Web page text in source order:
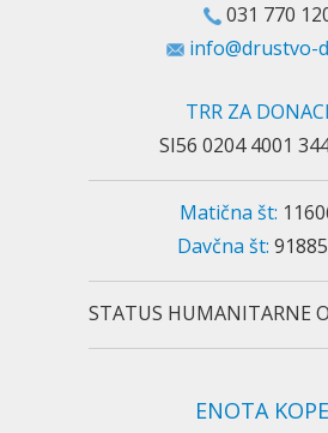
031 770
info@drustvo-
TRR ZA
SI56 0204 4001
Matična št:
Davčna št:
STATUS HUMANITARNE
ENOTA